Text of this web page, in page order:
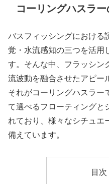
コーリングハスラ
バスフィッシングにおける
覚・水流感知の三つを活用
す。そんな中、フラッシン
流波動を融合させたアピー
それがコーリングハスラー
て選べるフローティングと
れており、様々なシチュエ
備えています。
目次